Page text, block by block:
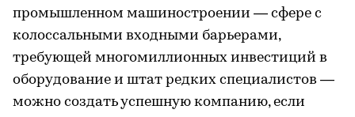
промышленном машиностроении — сфере с
колоссальными входными барьерами,
требующей многомиллионных инвестиций в
оборудование и штат редких специалистов —
можно создать успешную компанию, если